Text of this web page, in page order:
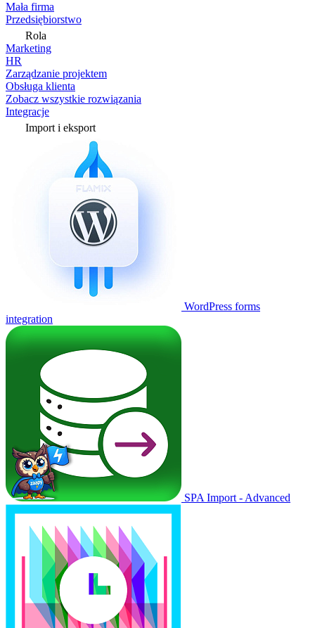
Mała firma
Przedsiębiorstwo
Rola
Marketing
HR
Zarządzanie projektem
Obsługa klienta
Zobacz wszystkie rozwiązania
Integracje
Import i eksport
WordPress forms
integration
SPA Import - Advanced